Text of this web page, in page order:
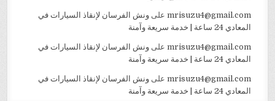
mrisuzu4@gmail.comعلى ونش الفرسان لإنقاذ السيارات في
المعادي 24 ساعة | خدمة سريعة وآمنة
mrisuzu4@gmail.comعلى ونش الفرسان لإنقاذ السيارات في
المعادي 24 ساعة | خدمة سريعة وآمنة
mrisuzu4@gmail.comعلى ونش الفرسان لإنقاذ السيارات في
المعادي 24 ساعة | خدمة سريعة وآمنة